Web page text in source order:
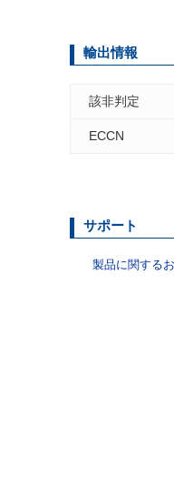
輸出情報
該非判定
ECCN
サポート
製品に関する